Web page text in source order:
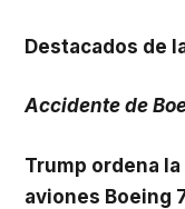
Destacados de
Accidente de
Trump ordena
aviones Boeing